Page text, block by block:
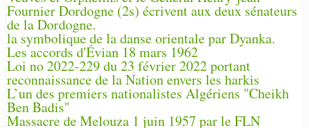
Fournier Dordogne (2s) écrivent aux deux sénateurs
de la Dordogne.
la symbolique de la danse orientale par Dyanka.
Les accords d'Évian 18 mars 1962
Loi no 2022-229 du 23 février 2022 portant
reconnaissance de la Nation envers les harkis
L’un des premiers nationalistes Algériens "Cheikh
Ben Badis"
Massacre de Melouza 1 juin 1957 par le FLN